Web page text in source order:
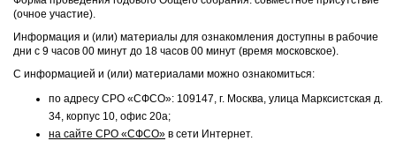
(очное участие).
Информация и (или) материалы для ознакомления доступны в рабочие
дни с 9 часов 00 минут до 18 часов 00 минут (время московское).
С информацией и (или) материалами можно ознакомиться:
по адресу СРО «СФСО»: 109147, г. Москва, улица Марксистская д.
34, корпус 10, офис 20а;
на сайте СРО «СФСО» в сети Интернет.